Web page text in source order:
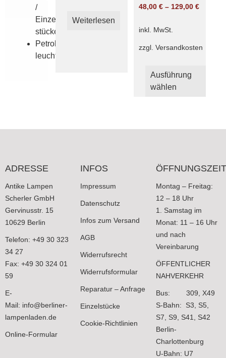
/
Einzel­
stücke
Petroleum­
leuchten
Weiterlesen
48,00 €– 129,00 €
inkl. MwSt.
zzgl. Versandkosten
Ausführung
wählen
auf
der
ADRESSE
Antike Lampen
Scherler GmbH
Gervinusstr. 15
10629 Berlin
Telefon: +49 30 323
34 27
Fax: +49 30 324 01
59
E-
Mail: info@berliner-
lampenladen.de
Online-Formular
INFOS
Impressum
Datenschutz
Infos zum Versand
AGB
Widerrufsrecht
Widerrufsformular
Reparatur – Anfrage
Einzelstücke
Cookie-Richtlinien
Montag – Freitag:
12 – 18 Uhr
1. Samstag im
Monat: 11 – 16 Uhr
und nach
Vereinbarung
ÖFFENTLICHER
NAHVERKEHR
Bus: 309, X49
S-Bahn: S3, S5,
S7, S9, S41, S42
Berlin-
Charlottenburg
U-Bahn: U7